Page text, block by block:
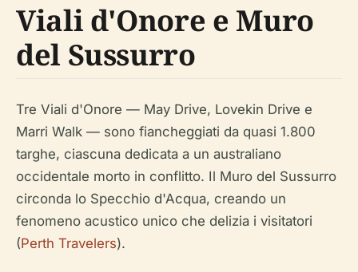
Viali d'Onore e Muro
del Sussurro
Tre Viali d'Onore — May Drive, Lovekin Drive e
Marri Walk — sono fiancheggiati da quasi 1.800
targhe, ciascuna dedicata a un australiano
occidentale morto in conflitto. Il Muro del Sussurro
circonda lo Specchio d'Acqua, creando un
fenomeno acustico unico che delizia i visitatori
(Perth Travelers).